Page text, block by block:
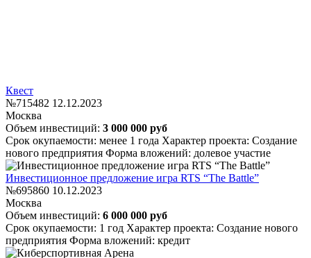
Квест
№715482 12.12.2023
Москва
Объем инвестиций: 3 000 000 руб
Срок окупаемости: менее 1 года Характер проекта: Создание
нового предприятия Форма вложений: долевое участие
Инвестиционное предложение игра RTS “The Battle”
№695860 10.12.2023
Москва
Объем инвестиций: 6 000 000 руб
Срок окупаемости: 1 год Характер проекта: Создание нового
предприятия Форма вложений: кредит